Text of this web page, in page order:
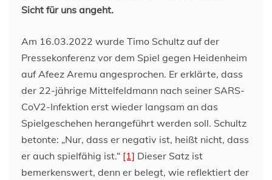
Sicht für uns angeht.
Am 16.03.2022 wurde Timo Schultz auf der
Pressekonferenz vor dem Spiel gegen Heidenheim
auf Afeez Aremu angesprochen. Er erklärte, dass
der 22-jährige Mittelfeldmann nach seiner SARS-
CoV2-Infektion erst wieder langsam an das
Spielgeschehen herangeführt werden soll. Schultz
betonte: „Nur, dass er negativ ist, heißt nicht, dass
er auch spielfähig ist.“ [1] Dieser Satz ist
bemerkenswert, denn er belegt, wie reflektiert der